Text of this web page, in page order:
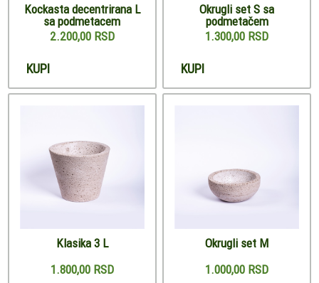
Kockasta decentrirana L
sa podmetacem
2.200,00 RSD
KUPI
Okrugli set S sa
podmetačem
1.300,00 RSD
KUPI
Klasika 3 L
1.800,00 RSD
Okrugli set M
1.000,00 RSD